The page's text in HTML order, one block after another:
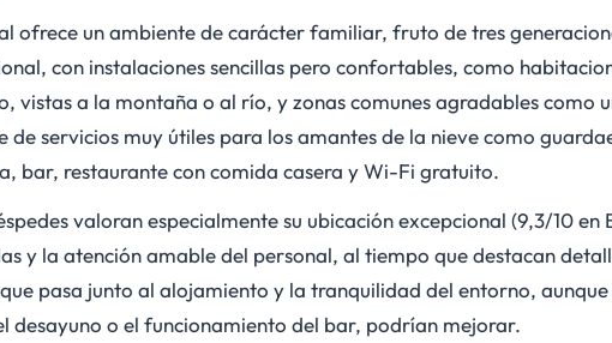
ofrece un ambiente de carácter familiar, fruto de tres
con instalaciones sencillas pero confortables, como
vistas a la montaña o al río, y zonas comunes agradables como
de servicios muy útiles para los amantes de la nieve como
bar, restaurante con comida casera y Wi-Fi gratuito.
valoran especialmente su ubicación excepcional (9,3/10
y la atención amable del personal, al tiempo que destacan
pasa junto al alojamiento y la tranquilidad del entorno,
desayuno o el funcionamiento del bar, podrían mejorar.